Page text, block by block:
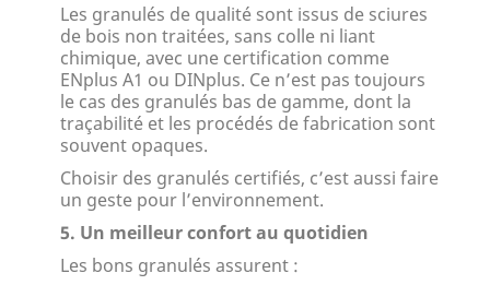
Les granulés de qualité sont issus de sciures
de bois non traitées, sans colle ni liant
chimique, avec une certification comme
ENplus A1 ou DINplus. Ce n’est pas toujours
le cas des granulés bas de gamme, dont la
traçabilité et les procédés de fabrication sont
souvent opaques.
Choisir des granulés certifiés, c’est aussi faire
un geste pour l’environnement.
5. Un meilleur confort au quotidien
Les bons granulés assurent :